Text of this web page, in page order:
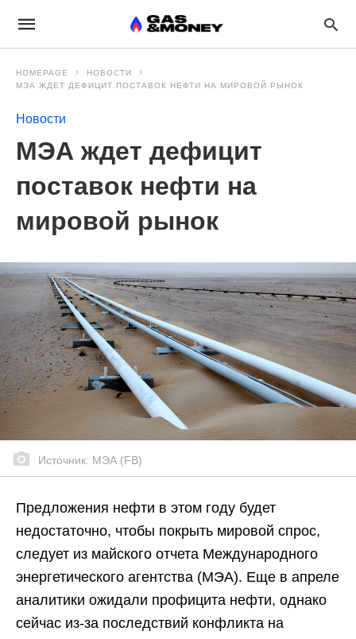
HOMEPAGE
НОВОСТИ
МЭА ЖДЕТ ДЕФИЦИТ ПОСТАВОК НЕФТИ НА МИРОВОЙ РЫНОК
Новости
МЭА ждет дефицит
поставок нефти на
мировой рынок
Источник: МЭА (FB)
Предложения нефти в этом году будет
недостаточно, чтобы покрыть мировой спрос,
следует из майского отчета Международного
энергетического агентства (МЭА). Еще в апреле
аналитики ожидали профицита нефти, однако
сейчас из-за последствий конфликта на